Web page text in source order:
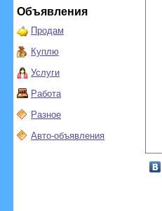
Объявления
Продам
Куплю
Услуги
Работа
Разное
Авто-объявления